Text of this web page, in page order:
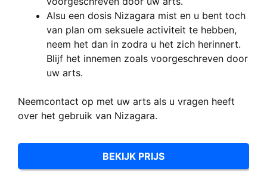
Alsu een dosis Nizagara mist en u bent toch
van plan om seksuele activiteit te hebben,
neem het dan in zodra u het zich herinnert.
Blijf het innemen zoals voorgeschreven door
uw arts.
Neemcontact op met uw arts als u vragen heeft
over het gebruik van Nizagara.
BEKIJK PRIJS